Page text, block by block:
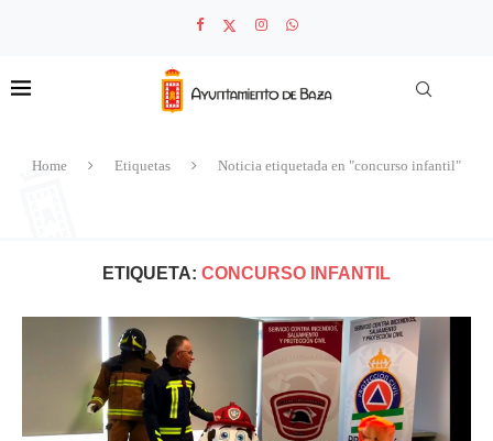
Home Etiquetas Noticia etiquetada en "concurso infantil"
ETIQUETA: CONCURSO INFANTIL